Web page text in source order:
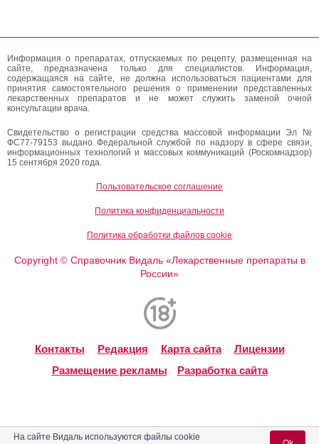
Информация о препаратах, отпускаемых по рецепту, размещенная на
сайте, предназначена только для специалистов. Информация,
содержащаяся на сайте, не должна использоваться пациентами для
принятия самостоятельного решения о применении представленных
лекарственных препаратов и не может служить заменой очной
консультации врача.
Свидетельство о регистрации средства массовой информации Эл №
ФС77-79153 выдано Федеральной службой по надзору в сфере связи,
информационных технологий и массовых коммуникаций (Роскомнадзор)
15 сентября 2020 года.
Пользовательское соглашение
Политика конфиденциальности
Политика обработки файлов cookie
Copyright ©Справочник Видаль «Лекарственные препараты в
России»
Контакты Редакция Карта сайта
Лицензии
Размещение рекламы
Разработка сайта
На сайте Видаль используются файлы cookie